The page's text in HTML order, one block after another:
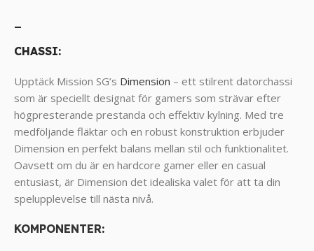
CHASSI:
Upptäck Mission SG’s Dimension – ett stilrent datorchassi
som är speciellt designat för gamers som strävar efter
högpresterande prestanda och effektiv kylning. Med tre
medföljande fläktar och en robust konstruktion erbjuder
Dimension en perfekt balans mellan stil och funktionalitet.
Oavsett om du är en hardcore gamer eller en casual
entusiast, är Dimension det idealiska valet för att ta din
spelupplevelse till nästa nivå.
KOMPONENTER: